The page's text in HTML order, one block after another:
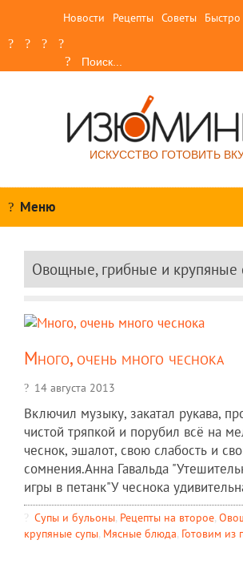
Новости Рецепты Советы
ИСКУССТВО ГОТОВИТЬ
Меню
Овощные, грибные и крупяные
Много, очень много чеснока
14 августа 2013
Включил музыку, закатал рукава,
чистой тряпкой и порубил всё на
чеснок, эшалот, свою слабость и
сомнения.Анна Гавальда
игры в петанк"У чеснока
Супы и бульоны, Рецепты на второе,
крупяные супы, Мясные блюда, Готовим из